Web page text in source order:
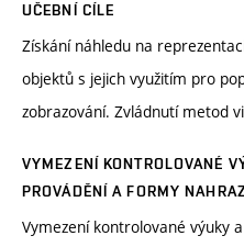
UČEBNÍ CÍLE
Získání náhledu na
objektů s jejich využitím pro
zobrazování. Zvládnutí metod
VYMEZENÍ KONTROLOVANÉ
PROVÁDĚNÍ A FORMY
Vymezení kontrolované výuky